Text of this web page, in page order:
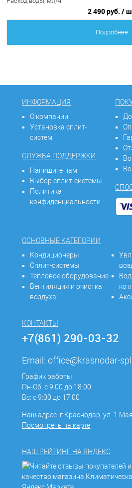
2 490 руб. /
Подробнее
ИНФОРМАЦИЯ
О компании
Установка сплит-
систем
СЛУЖБА ПОДДЕРЖКИ
Напишите нам
Выбор сплит-системы
Политика
конфиденциальности
ОСНОВНЫЕ КАТЕГОРИИ
Кондиционеры
Сплит-системы
Тепловое оборудование
Вентиляция и очистка
воздуха
КОНТАКТЫ
+7(861) 290-03-32
Email:office@krasnodar-
График работы
Пн-Сб: с 9:00 до 18:00
Вс: с 9:00 до 17:00
Наш адрес: г.Краснодар, ул. 1
Посмотреть на карте
НАШ РЕЙТИНГ НА ЯНДЕКС